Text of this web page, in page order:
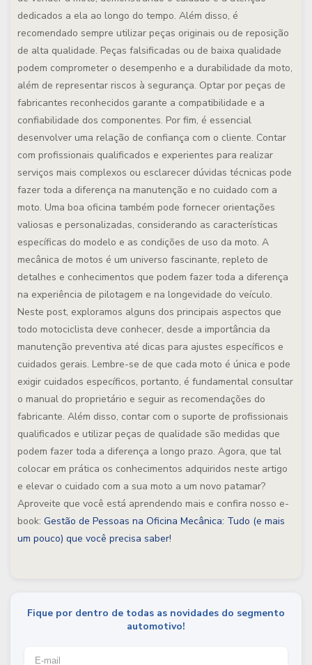
dedicados a ela ao longo do tempo. Além disso, é
recomendado sempre utilizar peças originais ou de reposição
de alta qualidade. Peças falsificadas ou de baixa qualidade
podem comprometer o desempenho e a durabilidade da moto,
além de representar riscos à segurança. Optar por peças de
fabricantes reconhecidos garante a compatibilidade e a
confiabilidade dos componentes. Por fim, é essencial
desenvolver uma relação de confiança com o cliente. Contar
com profissionais qualificados e experientes para realizar
serviços mais complexos ou esclarecer dúvidas técnicas pode
fazer toda a diferença na manutenção e no cuidado com a
moto. Uma boa oficina também pode fornecer orientações
valiosas e personalizadas, considerando as características
específicas do modelo e as condições de uso da moto. A
mecânica de motos é um universo fascinante, repleto de
detalhes e conhecimentos que podem fazer toda a diferença
na experiência de pilotagem e na longevidade do veículo.
Neste post, exploramos alguns dos principais aspectos que
todo motociclista deve conhecer, desde a importância da
manutenção preventiva até dicas para ajustes específicos e
cuidados gerais. Lembre-se de que cada moto é única e pode
exigir cuidados específicos, portanto, é fundamental consultar
o manual do proprietário e seguir as recomendações do
fabricante. Além disso, contar com o suporte de profissionais
qualificados e utilizar peças de qualidade são medidas que
podem fazer toda a diferença a longo prazo. Agora, que tal
colocar em prática os conhecimentos adquiridos neste artigo
e elevar o cuidado com a sua moto a um novo patamar?
Aproveite que você está aprendendo mais e confira nosso e-
book: Gestão de Pessoas na Oficina Mecânica: Tudo (e mais
um pouco) que você precisa saber!
Fique por dentro de todas as novidades do segmento
automotivo!